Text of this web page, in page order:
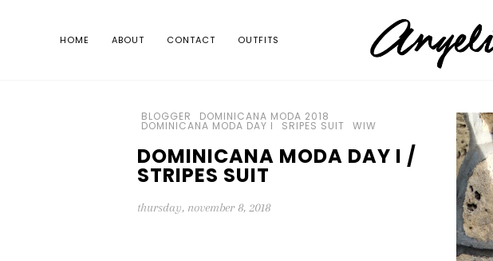
HOME ABOUT CONTACT OUTFITS
BLOGGER DOMINICANA MODA 2018
DOMINICANA MODA DAY I SRIPES SUIT WIW
DOMINICANA MODA DAY I /
STRIPES SUIT
thursday, november 8, 2018